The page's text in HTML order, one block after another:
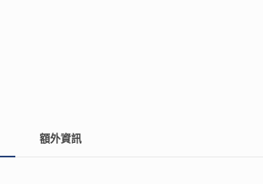
額外資訊